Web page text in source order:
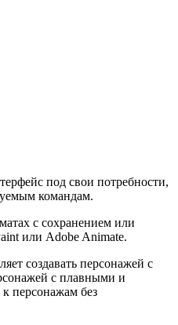
под свои потребности,
командам.
с сохранением или
или Adobe Animate.
создавать персонажей с
с плавными и
персонажам без